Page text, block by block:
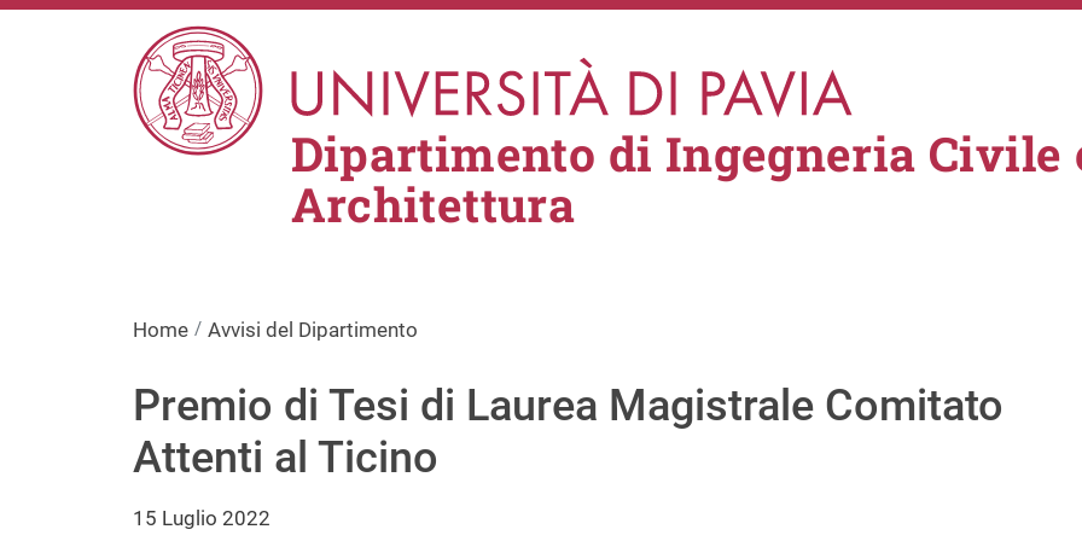
Salta al contenuto principale
Dipartimento di Ingegneria Civile
Architettura
Home Avvisi del Dipartimento
Premio di Tesi di Laurea Magistrale Comitato
Attenti al Ticino
15 Luglio 2022